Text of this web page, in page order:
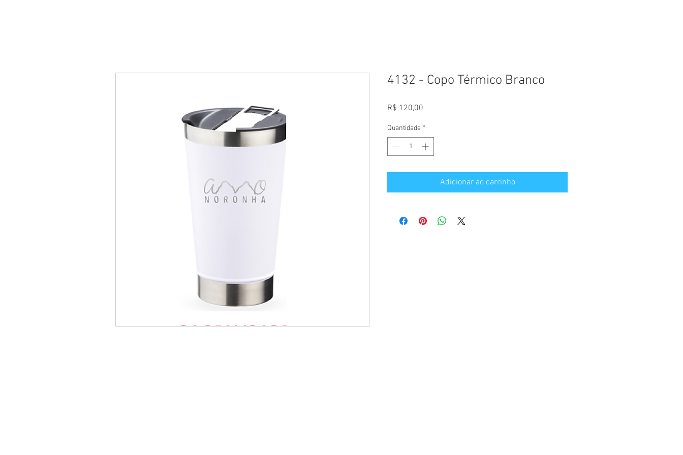
4132 - Copo Térmico Branco
R$ 120,00
Quantidade *
Adicionar ao carrinho